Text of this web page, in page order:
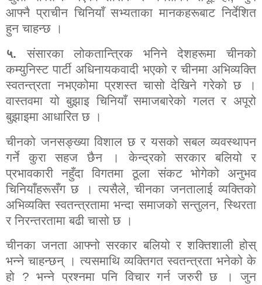
आफ्नै प्राचीन चिनियाँ सभ्यताका मानकहरूबाट निर्देशित
हुन चाहन्छ ।
५.
संसारका लोकतान्त्रिक भनिने देशहरूमा चीनको
कम्युनिस्ट पार्टी अधिनायकवादी भएको र चीनमा अभिव्यक्ति
स्वतन्त्रता नभएकोमा प्रशस्त चासो देखिने गरेको छ ।
वास्तवमा यो बुझाइ चिनियाँ समाजबारेको गलत र अपूरो
बुझाइमा आधारित छ ।
चीनको जनसङ्ख्या विशाल छ र यसको सबल व्यवस्थापन
गर्ने कुरा सहज छैन । केन्द्रको सरकार बलियो र
प्रभावकारी नहुँदा विगतमा ठूला संकट भोगेको अनुभव
चिनियाँहरूसँग छ । त्यसैले,चीनका जनतालाई व्यक्तिको
अभिव्यक्ति स्वतन्त्रतामा भन्दा समाजको सन्तुलन,स्थिरता
र निरन्तरतामा बढी चासो छ ।
चीनका जनता आफ्नो सरकार बलियो र शक्तिशाली होस्
भन्ने चाहन्छन् । त्यसमाथि व्यक्तिगत स्वतन्त्रता भनेको के
हो ? भन्ने प्रश्नमा पनि विचार गर्न जरुरी छ । जुन